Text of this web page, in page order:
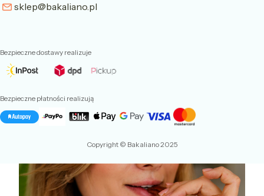
sklep@bakaliano.pl
Bezpieczne dostawy realizuje
Bezpieczne płatności realizują
Copyright © Bakaliano 2025